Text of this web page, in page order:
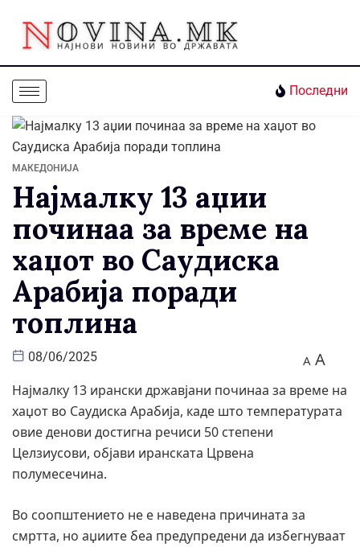
Последни
МАКЕДОНИЈА
Најмалку 13 аџии
починаа за време на
хаџот во Саудиска
Арабија поради
топлина
08/06/2025 A A
Најмалку 13 ирански државјани починаа за време на
хаџот во Саудиска Арабија, каде што температурата
овие денови достигна речиси 50 степени
Целзиусови, објави иранската Црвена
полумесечина.
Во соопштението не е наведена причината за
смртта, но аџиите беа предупредени да избегнуваат